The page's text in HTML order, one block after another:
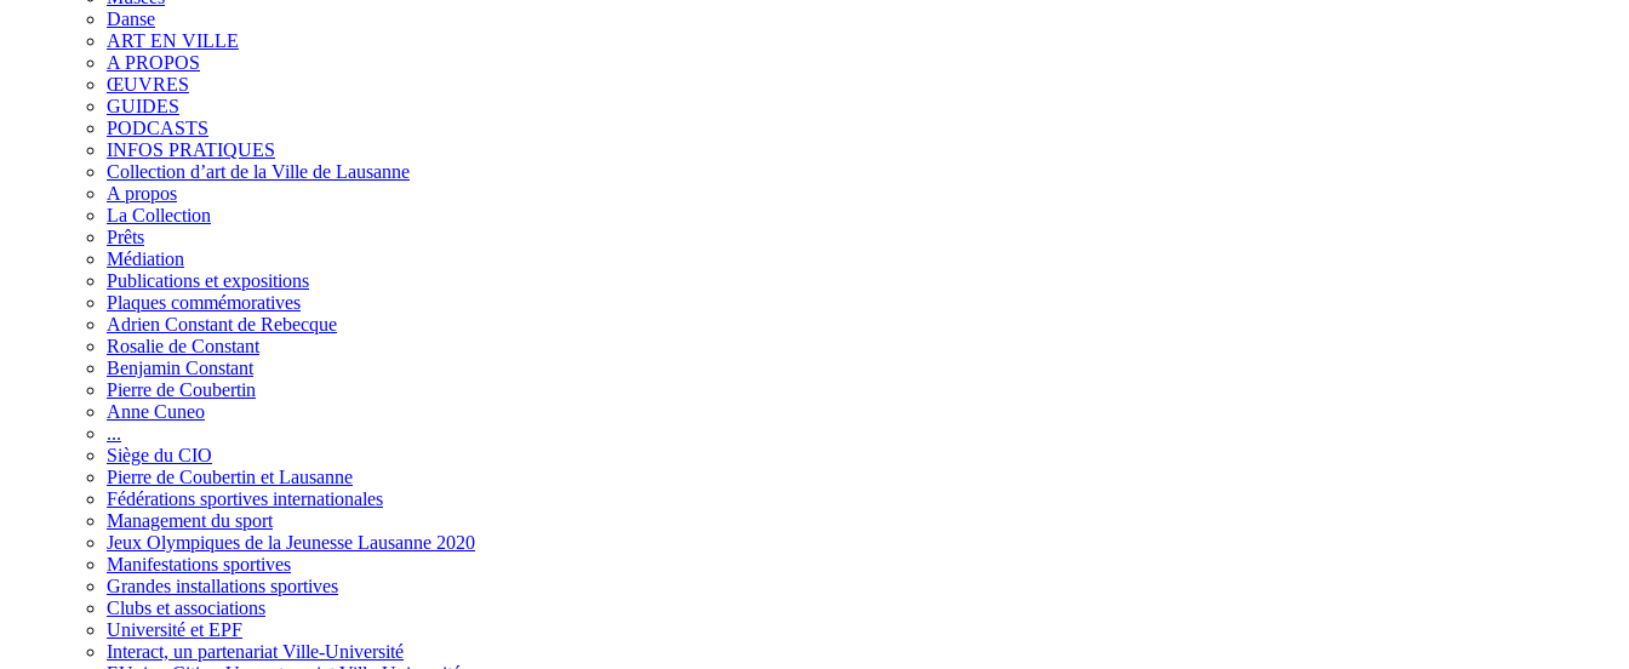
Danse
ART EN VILLE
A PROPOS
ŒUVRES
GUIDES
PODCASTS
INFOS PRATIQUES
Collection d’art de la Ville de Lausanne
A propos
La Collection
Prêts
Médiation
Publications et expositions
Plaques commémoratives
Adrien Constant de Rebecque
Rosalie de Constant
Benjamin Constant
Pierre de Coubertin
Anne Cuneo
...
Siège du CIO
Pierre de Coubertin et Lausanne
Fédérations sportives internationales
Management du sport
Jeux Olympiques de la Jeunesse Lausanne 2020
Manifestations sportives
Grandes installations sportives
Clubs et associations
Université et EPF
Interact, un partenariat Ville-Université